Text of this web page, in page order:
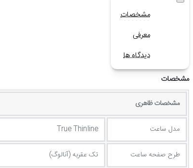
مشخصات
معرفی
دیدگاه ها
مشخصات
مشخصات ظاهری
مدل ساعت True Thinline
طرح صفحه ساعت تک عقربه (آنالوگ)